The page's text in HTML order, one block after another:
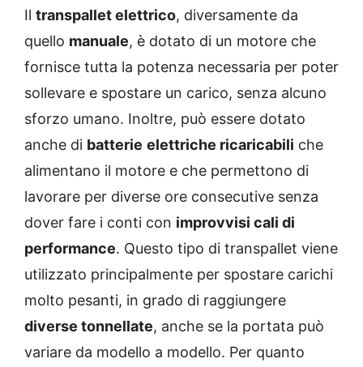
Il transpallet elettrico, diversamente da
quello manuale, è dotato di un motore che
fornisce tutta la potenza necessaria per poter
sollevare e spostare un carico, senza alcuno
sforzo umano. Inoltre, può essere dotato
anche di batterie elettriche ricaricabili che
alimentano il motore e che permettono di
lavorare per diverse ore consecutive senza
dover fare i conti con improvvisi cali di
performance. Questo tipo di transpallet viene
utilizzato principalmente per spostare carichi
molto pesanti, in grado di raggiungere
diverse tonnellate, anche se la portata può
variare da modello a modello. Per quanto